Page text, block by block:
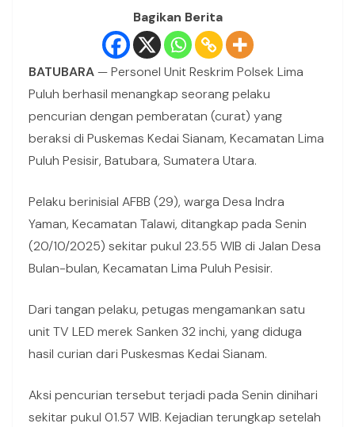
Bagikan Berita
BATUBARA— Personel Unit Reskrim Polsek Lima
Puluh berhasil menangkap seorang pelaku
pencurian dengan pemberatan (curat) yang
beraksi di Puskemas Kedai Sianam, Kecamatan Lima
Puluh Pesisir, Batubara, Sumatera Utara.
Pelaku berinisial AFBB (29), warga Desa Indra
Yaman, Kecamatan Talawi, ditangkap pada Senin
(20/10/2025) sekitar pukul 23.55 WIB di Jalan Desa
Bulan-bulan, Kecamatan Lima Puluh Pesisir.
Dari tangan pelaku, petugas mengamankan satu
unit TV LED merek Sanken 32 inchi, yang diduga
hasil curian dari Puskesmas Kedai Sianam.
Aksi pencurian tersebut terjadi pada Senin dinihari
sekitar pukul 01.57 WIB. Kejadian terungkap setelah